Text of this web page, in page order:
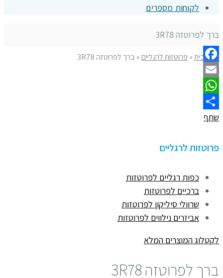
לקוחות מספרים
ברך לפרוטזה 3R78
דף הבית» פרוטזות לרגליים» ברך לפרוטזה 3R78
Facebook
Email
WhatsApp
שתף
פרוטזות לרגליים
כפות רגליים לפרוטזות
ברכיים לפרוטזות
שרוולי סיליקון לפרוטזות
אביזרים נילווים לפרוטזות
לקטלוג המוצרים המלא
ברך לפרוטזה 3R78